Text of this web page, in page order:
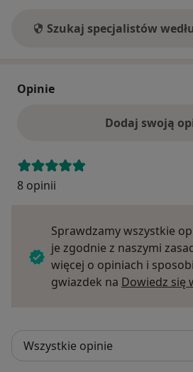
Szukaj specjalistów
Opinie
Dodaj swoją
8 opinii
Sprawdzamy wszystkie
je zgodnie z naszymi
więcej o opiniach i
gwiazdek na Dowiedz się